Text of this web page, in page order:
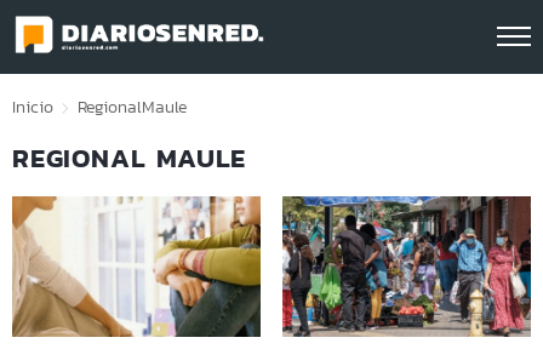
Click acá para ir directamente al contenido
Inicio RegionalMaule
REGIONAL MAULE